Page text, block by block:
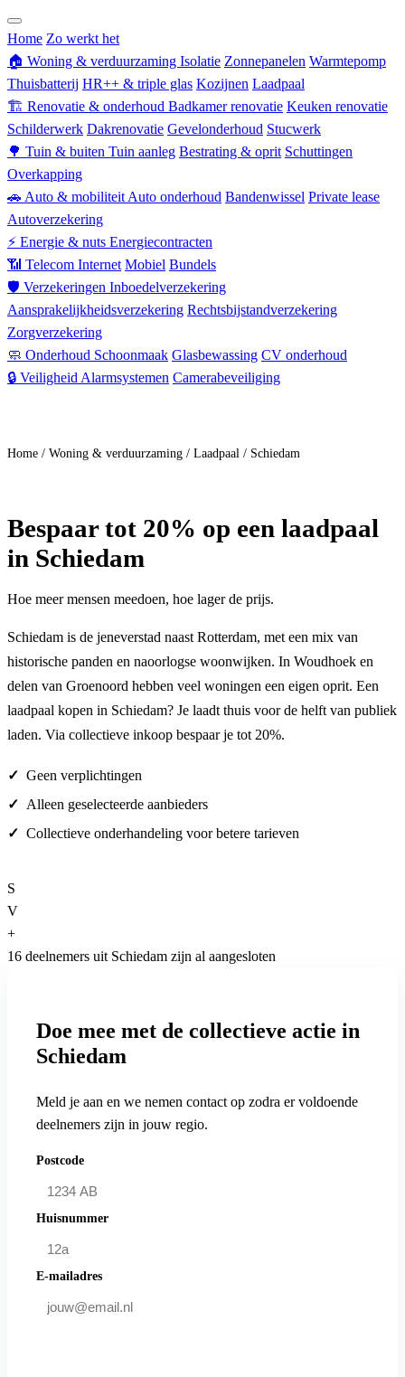
Home Zo werkt het
🏠 Woning & verduurzaming Isolatie Zonnepanelen Warmtepomp
Thuisbatterij HR++ & triple glas Kozijnen Laadpaal
🏗 Renovatie & onderhoud Badkamer renovatie Keuken renovatie
Schilderwerk Dakrenovatie Gevelonderhoud Stucwerk
🌳 Tuin & buiten Tuin aanleg Bestrating & oprit Schuttingen
Overkapping
🚗 Auto & mobiliteit Auto onderhoud Bandenwissel Private lease
Autoverzekering
⚡ Energie & nuts Energiecontracten
📶 Telecom Internet Mobiel Bundels
🛡 Verzekeringen Inboedelverzekering
Aansprakelijkheidsverzekering Rechtsbijstandverzekering
Zorgverzekering
🧼 Onderhoud Schoonmaak Glasbewassing CV onderhoud
🔒 Veiligheid Alarmsystemen Camerabeveiliging
Home / Woning & verduurzaming / Laadpaal / Schiedam
Bespaartot 20% op een laadpaal
in Schiedam
Hoe meer mensen meedoen, hoe lager de prijs.
Schiedam is de jeneverstad naast Rotterdam, met een mix van
historische panden en naoorlogse woonwijken. In Woudhoek en
delen van Groenoord hebben veel woningen een eigen oprit. Een
laadpaal kopen in Schiedam? Je laadt thuis voor de helft van publiek
laden. Via collectieve inkoop bespaar je tot 20%.
Geen verplichtingen
Alleen geselecteerde aanbieders
Collectieve onderhandeling voor betere tarieven
S
V
+
16 deelnemers uit Schiedam zijn al aangesloten
Doe mee met de collectieve actie in
Schiedam
Meld je aan en we nemen contact op zodra er voldoende
deelnemers zijn in jouw regio.
Postcode
Huisnummer
E-mailadres